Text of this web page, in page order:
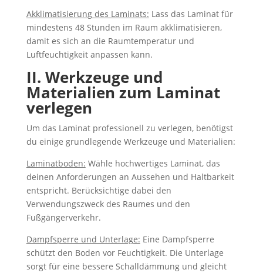
Akklimatisierung des Laminats: Lass das Laminat für
mindestens 48 Stunden im Raum akklimatisieren,
damit es sich an die Raumtemperatur und
Luftfeuchtigkeit anpassen kann.
II. Werkzeuge und
Materialien zum Laminat
verlegen
Um das Laminat professionell zu verlegen, benötigst
du einige grundlegende Werkzeuge und Materialien:
Laminatboden: Wähle hochwertiges Laminat, das
deinen Anforderungen an Aussehen und Haltbarkeit
entspricht. Berücksichtige dabei den
Verwendungszweck des Raumes und den
Fußgängerverkehr.
Dampfsperre und Unterlage: Eine Dampfsperre
schützt den Boden vor Feuchtigkeit. Die Unterlage
sorgt für eine bessere Schalldämmung und gleicht